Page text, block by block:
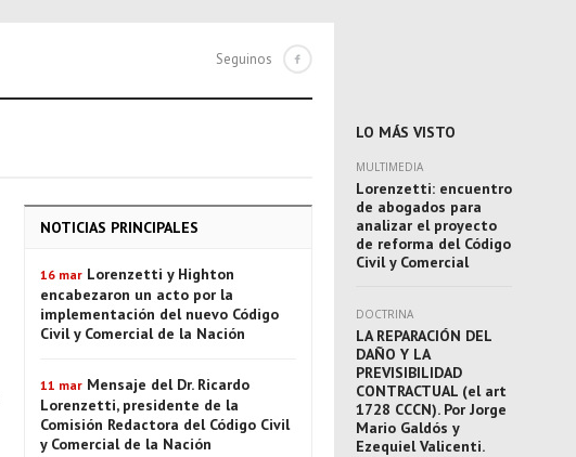
Seguinos
NOTICIAS PRINCIPALES
16 mar Lorenzetti y Highton
encabezaron un acto por la
implementación del nuevo Código
Civil y Comercial de la Nación
11 mar Mensaje del Dr. Ricardo
Lorenzetti, presidente de la
Comisión Redactora del Código Civil
y Comercial de la Nación
LO MÁS VISTO
MULTIMEDIA
Lorenzetti: encuentro
de abogados para
analizar el proyecto
de reforma del Código
Civil y Comercial
DOCTRINA
LA REPARACIÓN DEL
DAÑO Y LA
PREVISIBILIDAD
CONTRACTUAL (el art
1728 CCCN). Por Jorge
Mario Galdós y
Ezequiel Valicenti.